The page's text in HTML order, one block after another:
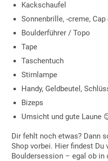
Kackschaufel
Sonnenbrille, -creme,
Boulderführer / Topo
Tape
Taschentuch
Stirnlampe
Handy, Geldbeutel,
Bizeps
Umsicht und gute Laune
Dir fehlt noch etwas? Dann
Shop vorbei. Hier findest Du
Bouldersession – egal ob in